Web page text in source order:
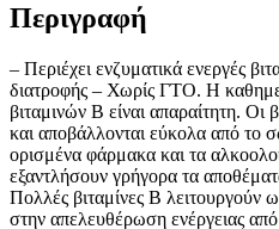
Περιγραφή
– Περιέχει ενζυματικά ενεργές
διατροφής – Χωρίς ΓΤΟ. Η
βιταμινών Β είναι απαραίτητη. Οι
και αποβάλλονται εύκολα από το
ορισμένα φάρμακα και τα
εξαντλήσουν γρήγορα τα
Πολλές βιταμίνες Β λειτουργούν
στην απελευθέρωση ενέργειας